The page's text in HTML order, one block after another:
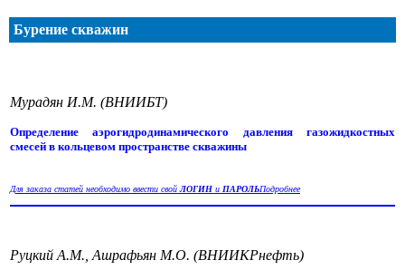
Бурение скважин
Мурадян И.М. (ВНИИБТ)
Определение аэрогидродинамического давления газожидкостных
смесей в кольцевом пространстве скважины
Для заказа статей необходимо ввести свойЛОГИН и ПАРОЛЬПодробнее
Руцкий А.М., Ашрафьян М.О. (ВНИИКРнефть)